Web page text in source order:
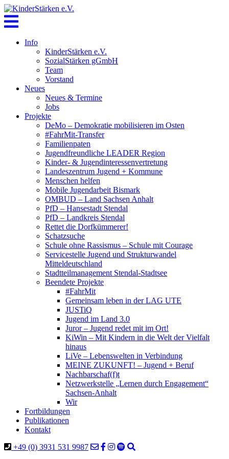
Skip
to
content
Info
KinderStärken e.V.
SozialStärken gGmbH
Team
Vorstand
Neues
Neues & Termine
Jobs
Projekte
DeMo – Demokratie mobilisieren im Osten
#FahrMit-Transfer
Familienpaten
Jugendfreundliche LEADER Region
Kinder- & Jugendinteressenvertretung
Landeszentrum Jugend + Kommune
Menschen helfen
Mobile Jugendarbeit Bismark
OMBUD – Land Sachsen Anhalt
PfD – Hansestadt Stendal
PfD – Landkreis Stendal
Rettet die Dorfkümmerer!
Schatzsuche
Schule ohne Rassismus – Schule mit Courage
Servicestelle Jugend und Strukturwandel
Mitteldeutschland
Stadtteilmanagement Stendal-Stadtsee
Beendete Projekte
#FahrMit
Gemeinsam leben in der LAG UTE
JUSTiQ
Jugend im Land 3.0
Juror – Jugend redet mit im Ort!
KiWin – Mit Kindern in die Welt der Vielfalt
hinaus
LiVe – Lebenswelten in Verbindung
MEINE ZUKUNFT! – Jugend + Beruf
Nachbarschaf(f)t
Netzwerkstelle „Lernen durch Engagement“
Sachsen-Anhalt
Wir
Fortbildungen
Publikationen
Kontakt
+49 (0) 3931 531 9987